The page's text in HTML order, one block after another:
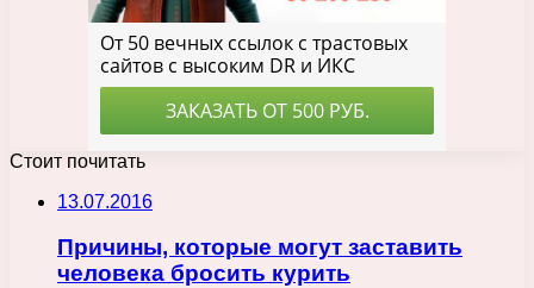
Стоит почитать
13.07.2016
Причины, которые могут заставить
человека бросить курить